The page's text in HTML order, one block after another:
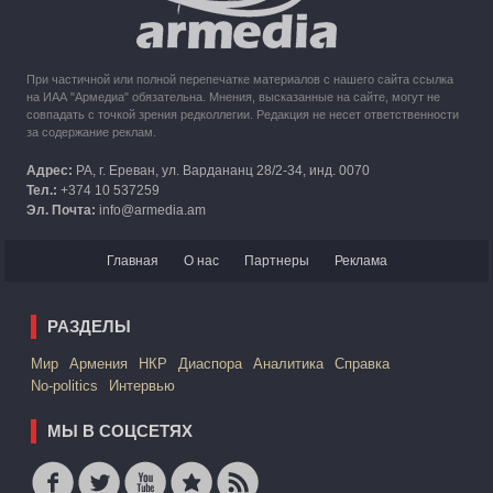
При частичной или полной перепечатке материалов с нашего сайта ссылка
на ИАА "Армедиа" обязательна. Мнения, высказанные на сайте, могут не
совпадать с точкой зрения редколлегии. Редакция не несет ответственности
за содержание реклам.
Адрес: РА, г. Ереван, ул. Вардананц 28/2-34, инд. 0070
Тел.: +374 10 537259
Эл. Почта: info@armedia.am
Главная О нас Партнеры Реклама
РАЗДЕЛЫ
Mир Армения НКР Диаспора Аналитика
Справка
No-politics
Интервью
МЫ В СОЦСЕТЯХ